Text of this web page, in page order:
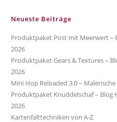
Neueste Beiträge
Produktpaket Post mit Meerwert –
2026
Produktpaket Gears & Textures –
2026
Mini Hop Reloaded 3.0 –
Produktpaket Knuddelschaf – Blog
2026
Kartenfalttechniken von A-Z